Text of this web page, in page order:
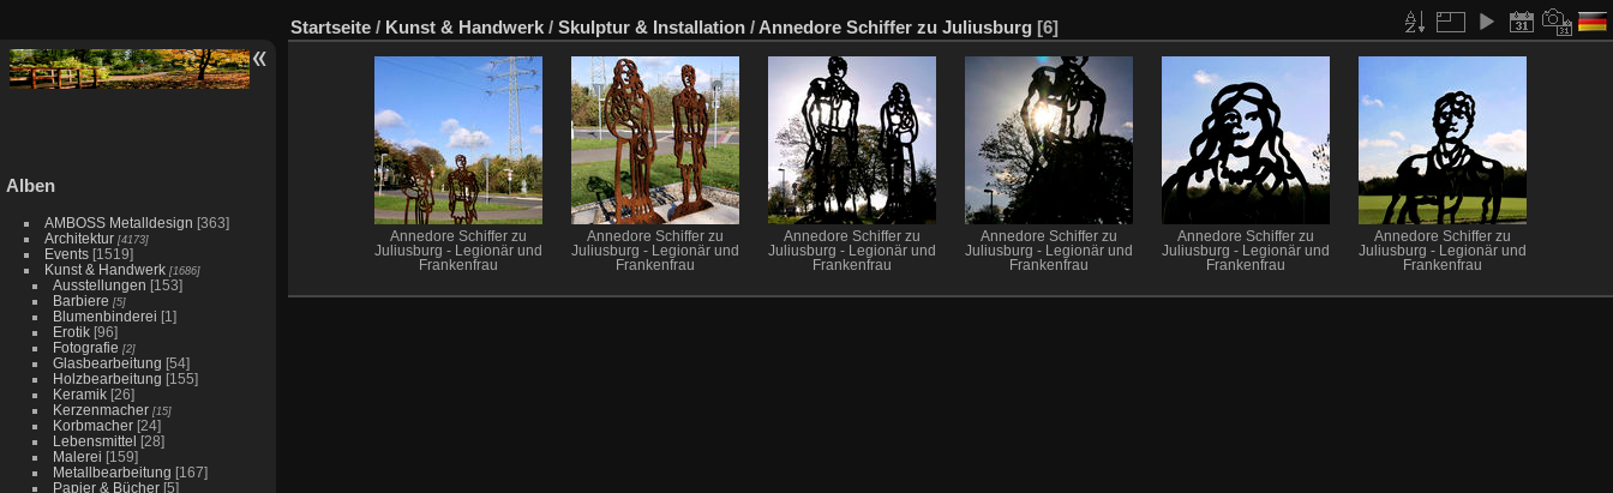
Alben
AMBOSS Metalldesign [363]
Architektur [4173]
Events [1519]
Kunst & Handwerk [1686]
Ausstellungen [153]
Barbiere [5]
Blumenbinderei [1]
Erotik [96]
Fotografie [2]
Glasbearbeitung [54]
Holzbearbeitung [155]
Keramik [26]
Kerzenmacher [15]
Korbmacher [24]
Lebensmittel [28]
Malerei [159]
Metallbearbeitung [167]
Papier & Bücher [5]
Startseite / Kunst & Handwerk / Skulptur & Installation / Annedore Schiffer zu Juliusburg [6]
Annedore Schiffer zu
Juliusburg - Legionär und
Frankenfrau
Annedore Schiffer zu
Juliusburg - Legionär und
Frankenfrau
Annedore Schiffer zu
Juliusburg - Legionär und
Frankenfrau
Annedore Schiffer zu
Juliusburg - Legionär und
Frankenfrau
Annedore Schiffer zu
Juliusburg - Legionär und
Frankenfrau
Annedore Schiffer zu
Juliusburg - Legionär und
Frankenfrau